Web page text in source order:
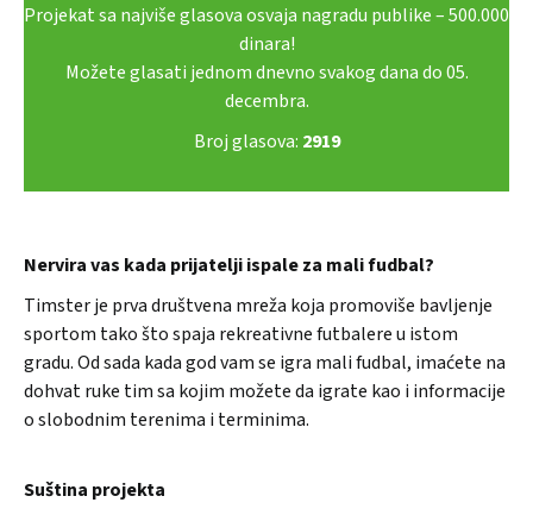
Projekat sa najviše glasova osvaja nagradu publike – 500.000
dinara!
Možete glasati jednom dnevno svakog dana do 05.
decembra.
Broj glasova: 2919
Nervira vas kada prijatelji ispale za mali fudbal?
Timster je prva društvena mreža koja promoviše bavljenje
sportom tako što spaja rekreativne futbalere u istom
gradu. Od sada kada god vam se igra mali fudbal, imaćete na
dohvat ruke tim sa kojim možete da igrate kao i informacije
o slobodnim terenima i terminima.
Suština projekta